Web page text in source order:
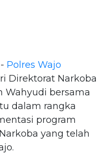
- Polres Wajo
Direktorat Narkoba
Wahyudi bersama
dalam rangka
program
yang telah